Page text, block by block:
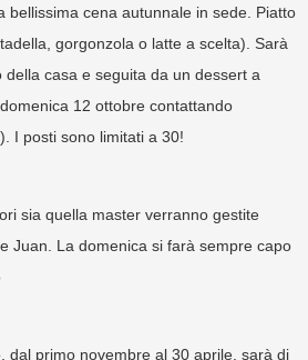
bellissima cena autunnale in sede. Piatto
gorgonzola o latte a scelta). Sarà
casa e seguita da un dessert a
12 ottobre contattando
I posti sono limitati a 30!
sia quella master verranno gestite
Juan. La domenica si farà sempre capo
dal primo novembre al 30 aprile, sarà di